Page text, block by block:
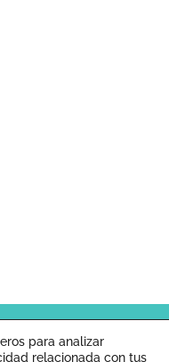
para analizar
relacionada con tus